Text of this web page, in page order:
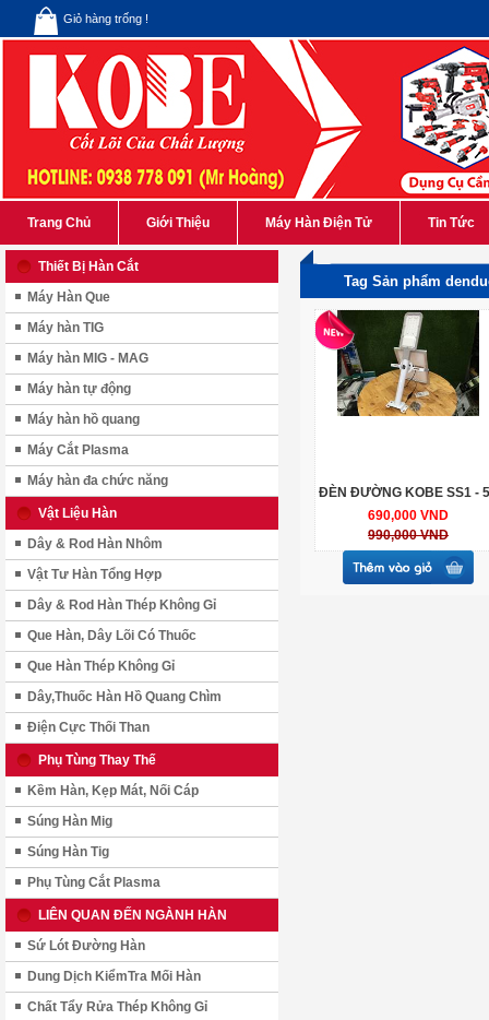
Giỏ hàng trống !
Trang Chủ Giới Thiệu Máy Hàn Điện Tử Tin Tức
Thiết Bị Hàn Cắt
Máy Hàn Que
Máy hàn TIG
Máy hàn MIG - MAG
Máy hàn tự động
Máy hàn hồ quang
Máy Cắt Plasma
Máy hàn đa chức năng
Vật Liệu Hàn
Dây & Rod Hàn Nhôm
Vật Tư Hàn Tổng Hợp
Dây & Rod Hàn Thép Không Gỉ
Que Hàn, Dây Lõi Có Thuốc
Que Hàn Thép Không Gỉ
Dây,Thuốc Hàn Hồ Quang Chìm
Điện Cực Thối Than
Phụ Tùng Thay Thế
Kềm Hàn, Kẹp Mát, Nối Cáp
Súng Hàn Mig
Súng Hàn Tig
Phụ Tùng Cắt Plasma
LIÊN QUAN ĐẾN NGÀNH HÀN
Sứ Lót Đường Hàn
Dung Dịch KiểmTra Mối Hàn
Chất Tẩy Rửa Thép Không Gỉ
Tag Sản phẩm
ĐÈN ĐƯỜNG KOBE SS1 -
690,000 VND
990,000 VND